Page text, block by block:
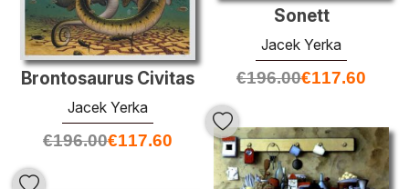
Sonett
Jacek Yerka
€196.00€117.60
Brontosaurus Civitas
Jacek Yerka
€196.00€117.60